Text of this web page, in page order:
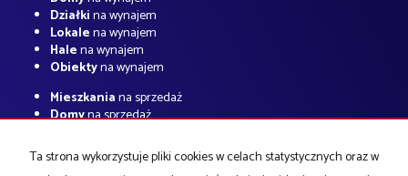
Działkina wynajem
Lokalena wynajem
Halena wynajem
Obiektyna wynajem
Mieszkaniana sprzedaż
Domyna sprzedaż
Lokalena sprzedaż
Halena sprzedaż
Ta strona wykorzystuje pliki cookies w celach statystycznych oraz w